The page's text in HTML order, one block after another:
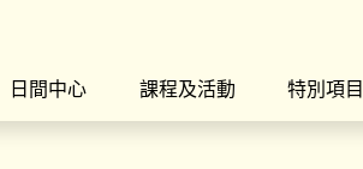
日間中心 課程及活動 特別項目